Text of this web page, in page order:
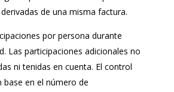
de una misma factura.
por persona durante
Las participaciones adicionales no
ni tenidas en cuenta. El control
base en el número de